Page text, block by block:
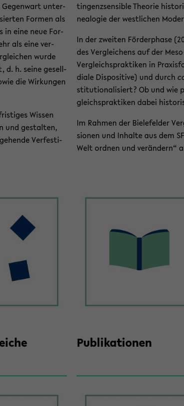
Ge­gen­wart un­ter­
For­men als
in eine neue For­
als eine ver­
wurde
d. h. seine ge­sell­
die Wir­kun­gen
Wis­sen
und ge­stal­ten,
Ver­fes­ti­
tin­genz­sen­si­ble Theo­rie
nea­lo­gie der west­li­chen
In der zwei­ten För­der­pha­se
des Ver­glei­chens auf der
Ver­gleichs­prak­ti­ken in
dia­le Dis­po­si­ti­ve) und durch
sti­tu­tio­na­li­siert? Ob und wie
gleichs­prak­ti­ken dabei
Im Rah­men der Bie­le­fel­der
sio­nen und In­hal­te aus dem
Welt ord­nen und ver­än­dern“
Pu­bli­ka­tio­nen